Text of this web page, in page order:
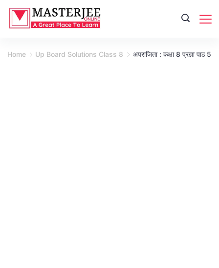
Skip
content
Home Up Board Solutions Class 8 अपराजिता : कक्षा 8 प्रज्ञा पाठ 5